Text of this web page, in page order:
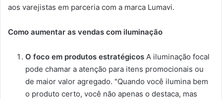
aos varejistas em parceria com a marca Lumavi.
Como aumentar as vendas com iluminação
O foco em produtos estratégicos A iluminação focal
pode chamar a atenção para itens promocionais ou
de maior valor agregado. "Quando você ilumina bem
o produto certo, você não apenas o destaca, mas